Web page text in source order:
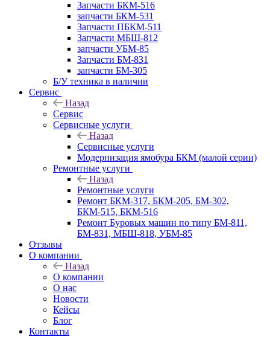
Запчасти БКМ-516
запчасти БКМ-531
Запчасти ПБКМ-511
Запчасти МБШ-812
запчасти УБМ-85
Запчасти БМ-831
запчасти БМ-305
Б/У техника в наличии
Сервис
Назад
Сервис
Сервисные услуги
Назад
Сервисные услуги
Модернизация ямобура БКМ (малой серии)
Ремонтные услуги
Назад
Ремонтные услуги
Ремонт БКМ-317, БКМ-205, БМ-302,
БКМ-515, БКМ-516
Ремонт Буровых машин по типу БМ-811,
БМ-831, МБШ-818, УБМ-85
Отзывы
О компании
Назад
О компании
О нас
Новости
Кейсы
Блог
Контакты